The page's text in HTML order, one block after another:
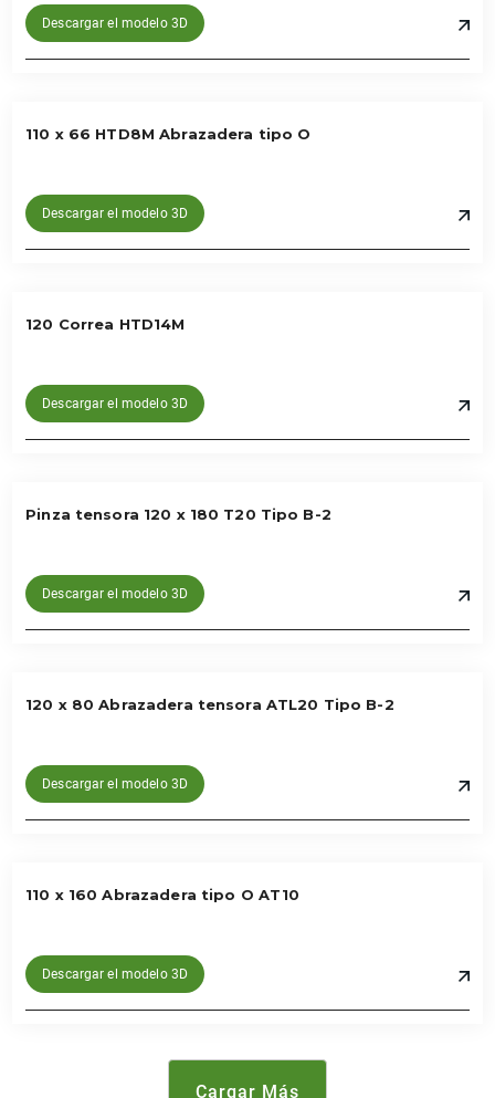
Descargar el modelo 3D
110 x 66 HTD8M Abrazadera tipo O
Descargar el modelo 3D
120 Correa HTD14M
Descargar el modelo 3D
Pinza tensora 120 x 180 T20 Tipo B-2
Descargar el modelo 3D
120 x 80 Abrazadera tensora ATL20 Tipo B-2
Descargar el modelo 3D
110 x 160 Abrazadera tipo O AT10
Descargar el modelo 3D
Cargar Más